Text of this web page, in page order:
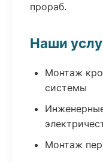
прораб.
Наши
Монтаж
системы
Монтаж